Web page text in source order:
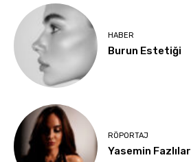
HABER
Burun Estetiği
RÖPORTAJ
Yasemin Fazlılar